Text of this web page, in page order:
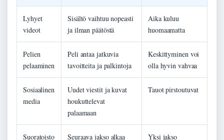
Lyhyet
videot
Sisältö vaihtuu nopeasti
ja ilman päätöstä
Aika kuluu
huomaamatta
Pelien
pelaaminen
Peli antaa jatkuvia
tavoitteita ja palkintoja
Keskittyminen voi
olla hyvin vahvaa
Sosiaalinen
media
Uudet viestit ja kuvat
houkuttelevat
palaamaan
Tauot pirstoutuvat
Suoratoisto Seuraava jakso alkaa Yksi jakso